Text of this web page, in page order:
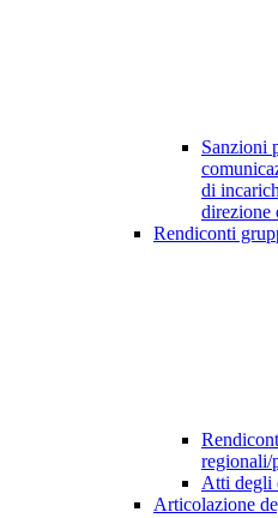
Sanzioni
di
direzione
Rendiconti
regionali/
Atti degli
Articolazione